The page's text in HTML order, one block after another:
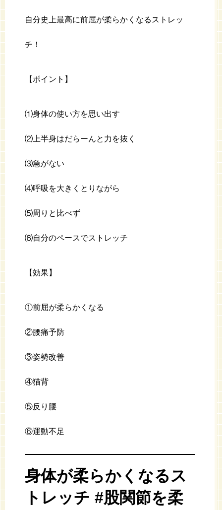
自分史上最高に前屈が柔らかくなるストレッ
チ！
【ポイント】
⑴身体の使い方を思い出す
⑵上半身はだらーんと力を抜く
⑶急がない
⑷呼吸を大きくとりながら
⑸周りと比べず
⑹自分のペースでストレッチ
【効果】
①前屈が柔らかくなる
②腰痛予防
③姿勢改善
④猫背
⑤反り腰
⑥運動不足
身体が柔らかくなるス
トレッチ #股関節を柔